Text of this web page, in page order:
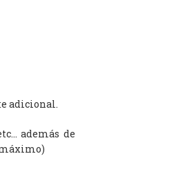
adicional.
además de